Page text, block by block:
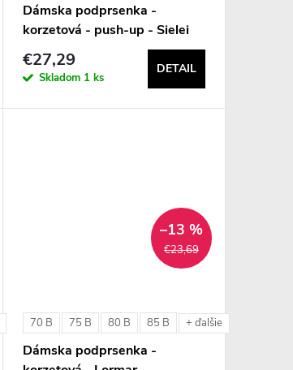
Dámska podprsenka -
korzetová - push-up - Sielei
1580
€27,29
Skladom 1 ks
DETAIL
€23,69
–13 %
70 B 75 B 80 B 85 B + ďalšie
Dámska podprsenka -